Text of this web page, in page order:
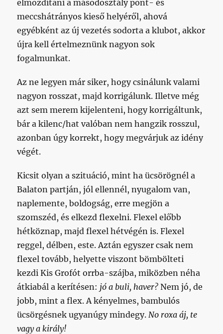
elmozdítani a másodosztály pont- és
meccshátrányos kieső helyéről, ahová
egyébként az új vezetés sodorta a klubot, akkor
újra kell értelmeznünk nagyon sok
fogalmunkat.
Az ne legyen már siker, hogy csinálunk valami
nagyon rosszat, majd korrigálunk. Illetve még
azt sem merem kijelenteni, hogy korrigáltunk,
bár a kilenc/hat valóban nem hangzik rosszul,
azonban úgy korrekt, hogy megvárjuk az idény
végét.
Kicsit olyan a szituáció, mint ha ücsörögnél a
Balaton partján, jól ellennél, nyugalom van,
naplemente, boldogság, erre megjön a
szomszéd, és elkezd flexelni. Flexel előbb
hétköznap, majd flexel hétvégén is. Flexel
reggel, délben, este. Aztán egyszer csak nem
flexel tovább, helyette viszont bömbölteti
kezdi Kis Grofót orrba-szájba, miközben néha
átkiabál a kerítésen: jó a buli, haver? Nem jó, de
jobb, mint a flex. A kényelmes, bambulós
ücsörgésnek ugyanúgy mindegy. No roxa áj, te
vagy a király!